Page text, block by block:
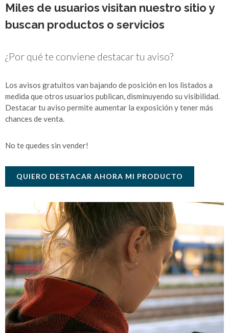
Miles de usuarios visitan nuestro sitio y
buscan productos o servicios
¿Por qué te conviene destacar tu aviso?
Los avisos gratuitos van bajando de posición en los listados a
medida que otros usuarios publican, disminuyendo su visibilidad.
Destacar tu aviso permite aumentar la exposición y tener más
chances de venta.
No te quedes sin vender!
QUIERO DESTACAR AHORA MI PRODUCTO